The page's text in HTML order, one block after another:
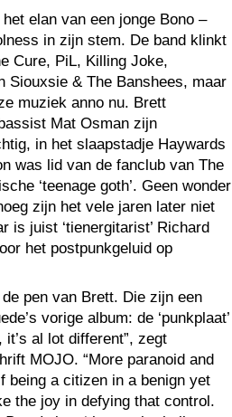
elan van een jonge Bono –
in zijn stem. De band klinkt
Cure, PiL, Killing Joke,
Siouxsie & The Banshees, maar
muziek anno nu. Brett
Mat Osman zijn
in het slaapstadje Haywards
was lid van de fanclub van The
‘teenage goth’. Geen wonder
zijn het vele jaren later niet
is juist ‘tienergitarist’ Richard
het postpunkgeluid op
pen van Brett. Die zijn een
vorige album: de ‘punkplaat’
it’s al lot different”, zegt
MOJO. “More paranoid and
being a citizen in a benign yet
the joy in defying that control.